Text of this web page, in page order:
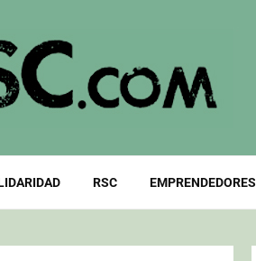
RSC EMPRENDEDORES